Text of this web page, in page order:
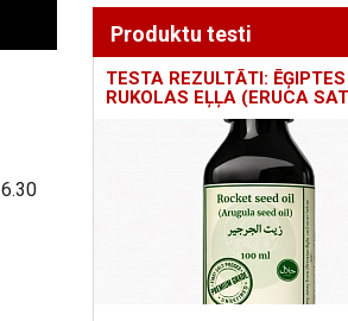
Produktu testi
TESTA REZULTĀTI: ĒĢIPTES
RUKOLAS EĻĻA (ERUCA